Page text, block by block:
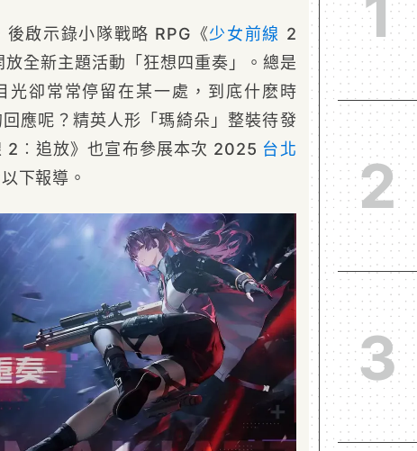
後啟示錄小隊戰略 RPG《少女前線 2
放全新主題活動「狂想四重奏」。總是
光卻常常停留在某一處，到底什麽時
應呢？精英人形「瑪綺朵」整裝待發
2︰追放》也宣布參展本次 2025 台北
下報導。
1
2
3